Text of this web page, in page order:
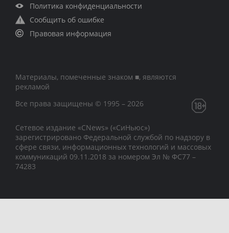
Политика конфиденциальности
Сообщить об ошибке
Правовая информация
Материалы, помеченные знаком ■, являются
рекламой
Все права защищены © 1995 – 2026
Сетевое издание «CNews» («СиНьюс»)
зарегистрировано Федеральной службой по надзору в
сфере связи, информационных технологий и массовых
коммуникаций 09.11.2018 за номером Эл № ФС77 –
74283